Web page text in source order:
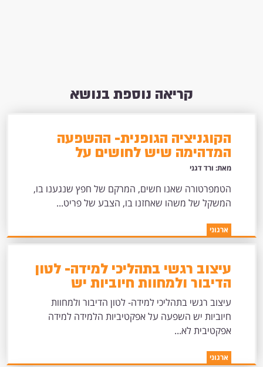
קריאה נוספת בנושא
הקוגניציה הגופנית- ההשפעה
המדהימה שיש לחושים על
החשיבה וההתנהגות שלנו
מאת: ורד דגני
הטמפרטורה שאנו חשים, המרקם של חפץ שנגענו בו,
המשקל של משהו שאחזנו בו, הצבע של פריט...
ארגוני
עיצוב רגשי בתהליכי למידה- לטון
הדיבור ולמחוות חיוביות יש
השפעה על אפקטיביות הלמידה
עיצוב רגשי בתהליכי למידה- לטון הדיבור ולמחוות
חיוביות יש השפעה על אפקטיביות הלמידה למידה
אפקטיבית לא...
ארגוני